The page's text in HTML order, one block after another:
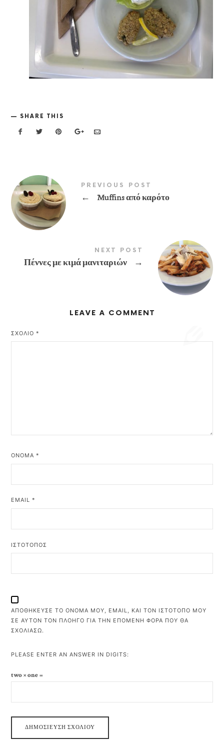
SHARE THIS
PREVIOUS POST
← Muffins από καρότο
NEXT POST
Πέννες με κιμά μανιταριών →
LEAVE A COMMENT
ΣΧΌΛΙΟ*
ΌΝΟΜΑ*
EMAIL*
ΙΣΤΌΤΟΠΟΣ
ΑΠΟΘΉΚΕΥΣΕ ΤΟ ΌΝΟΜΆ ΜΟΥ, EMAIL, ΚΑΙ ΤΟΝ ΙΣΤΌΤΟΠΟ ΜΟΥ
ΣΕ ΑΥΤΌΝ ΤΟΝ ΠΛΟΗΓΌ ΓΙΑ ΤΗΝ ΕΠΌΜΕΝΗ ΦΟΡΆ ΠΟΥ ΘΑ
ΣΧΟΛΙΆΣΩ.
PLEASE ENTER AN ANSWER IN DIGITS:
two × one =